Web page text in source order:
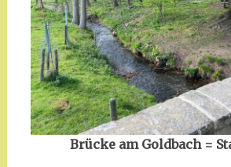
Brücke am Goldbach =